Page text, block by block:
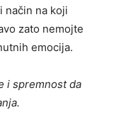
način na koji
zato nemojte
emocija.
i spremnost da